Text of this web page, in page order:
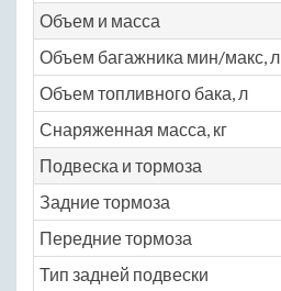
Объем и масса
Объем багажника мин/макс, л
Объем топливного бака, л
Снаряженная масса, кг
Подвеска и тормоза
Задние тормоза
Передние тормоза
Тип задней подвески